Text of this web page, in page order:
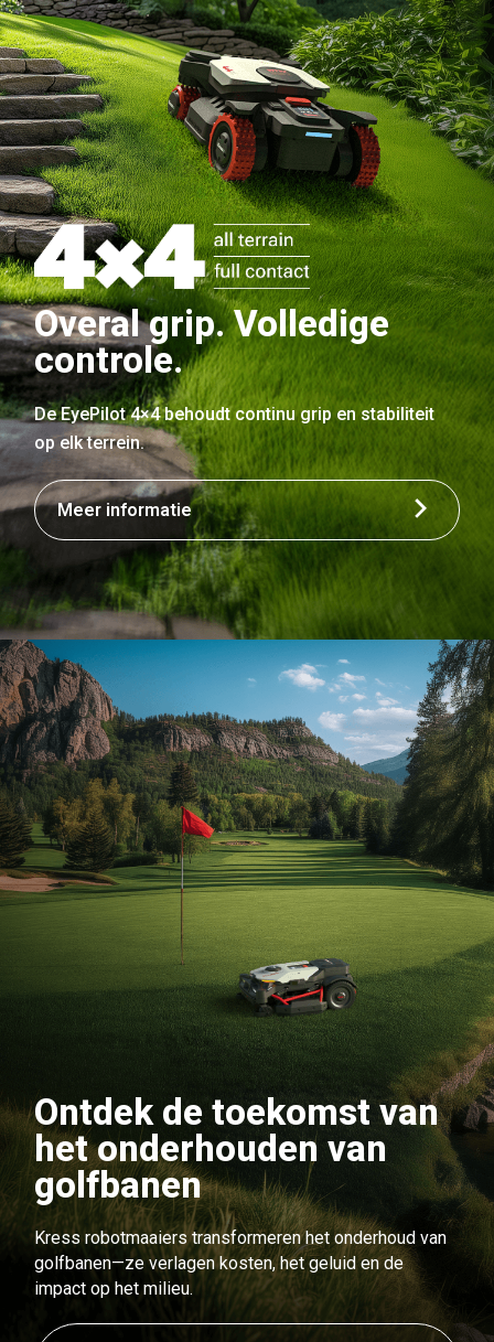
Overal grip. Volledige
controle.
De EyePilot 4×4 behoudt continu grip en stabiliteit
op elk terrein.
Meer informatie
Ontdek de toekomst van
het onderhouden van
golfbanen
Kress robotmaaiers transformeren het onderhoud van
golfbanen—ze verlagen kosten, het geluid en de
impact op het milieu.